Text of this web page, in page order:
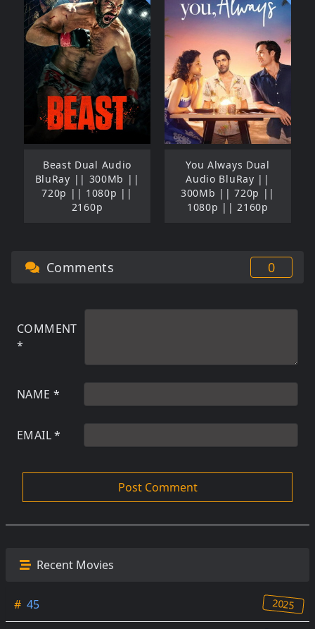
Beast Dual Audio
BluRay || 300Mb ||
720p || 1080p ||
2160p
You Always Dual
Audio BluRay ||
300Mb || 720p ||
1080p || 2160p
Comments 0
COMMENT
*
NAME *
EMAIL*
Recent Movies
# 45 2025